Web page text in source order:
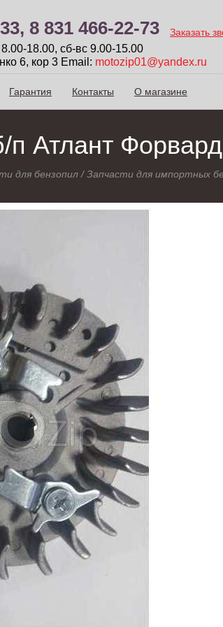
8 831 466-22-73 Заказать
18.00, сб-вc 9.00-15.00
6, кор 3 Email: motozip01@yandex.ru
Гарантия Контакты О магазине
п Атлант
для бензопил /Запчасти для импортных